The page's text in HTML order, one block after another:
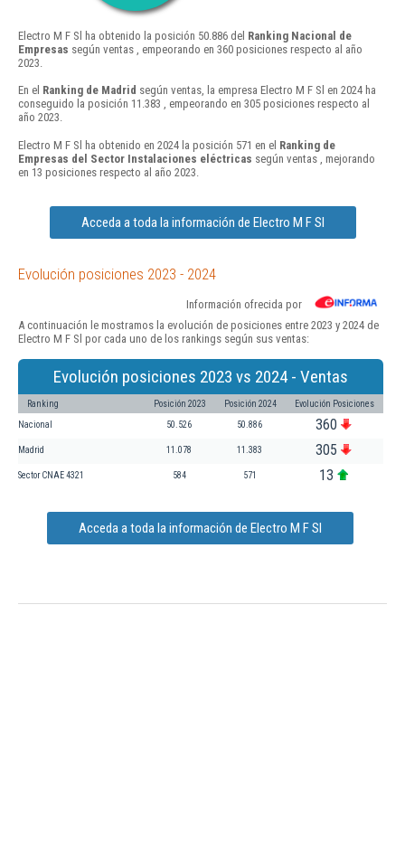
Electro M F Sl ha obtenido la posición 50.886 del Ranking Nacional de
Empresas según ventas , empeorando en 360 posiciones respecto al año
2023.
En el Ranking de Madrid según ventas, la empresa Electro M F Sl en 2024 ha
conseguido la posición 11.383 , empeorando en 305 posiciones respecto al
año 2023.
Electro M F Sl ha obtenido en 2024 la posición 571 en el Ranking de
Empresas del Sector Instalaciones eléctricas según ventas , mejorando
en 13 posiciones respecto al año 2023.
Acceda a toda la información de Electro M F Sl
Evolución posiciones 2023 - 2024
Información ofrecida por
A continuación le mostramos la evolución de posiciones entre 2023 y 2024 de
Electro M F Sl por cada uno de los rankings según sus ventas:
Evolución posiciones 2023 vs 2024 - Ventas
Ranking Posición 2023 Posición 2024 Evolución Posiciones
Nacional 50.526 50.886 360
Madrid 11.078 11.383 305
Sector CNAE 4321 584 571 13
Acceda a toda la información de Electro M F Sl